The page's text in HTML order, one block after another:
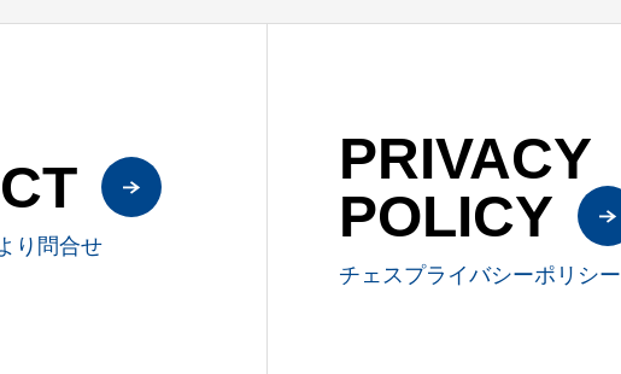
り問合せ
PRIVACY
POLICY
チェスプライバシーポリシー